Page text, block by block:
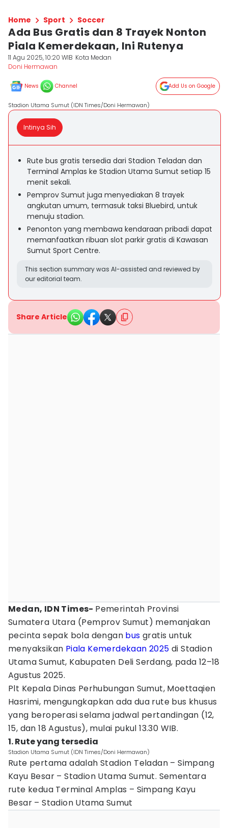
Home Sport Soccer
Ada Bus Gratis dan 8 Trayek Nonton
Piala Kemerdekaan, Ini Rutenya
11 Agu 2025, 10:20 WIB Kota Medan
Doni Hermawan
News Channel Add Us on Google
Stadion Utama Sumut (IDN Times/Doni Hermawan)
Intinya Sih
Rute bus gratis tersedia dari Stadion Teladan dan
Terminal Amplas ke Stadion Utama Sumut setiap 15
menit sekali.
Pemprov Sumut juga menyediakan 8 trayek
angkutan umum, termasuk taksi Bluebird, untuk
menuju stadion.
Penonton yang membawa kendaraan pribadi dapat
memanfaatkan ribuan slot parkir gratis di Kawasan
Sumut Sport Centre.
This section summary was AI-assisted and reviewed by
our editorial team.
Share Article
Medan, IDN Times- Pemerintah Provinsi
Sumatera Utara (Pemprov Sumut) memanjakan
pecinta sepak bola dengan bus gratis untuk
menyaksikan Piala Kemerdekaan 2025 di Stadion
Utama Sumut, Kabupaten Deli Serdang, pada 12–18
Agustus 2025.
Plt Kepala Dinas Perhubungan Sumut, Moettaqien
Hasrimi, mengungkapkan ada dua rute bus khusus
yang beroperasi selama jadwal pertandingan (12,
15, dan 18 Agustus), mulai pukul 13.30 WIB.
1. Rute yang tersedia
Stadion Utama Sumut (IDN Times/Doni Hermawan)
Rute pertama adalah Stadion Teladan – Simpang
Kayu Besar – Stadion Utama Sumut. Sementara
rute kedua Terminal Amplas – Simpang Kayu
Besar – Stadion Utama Sumut